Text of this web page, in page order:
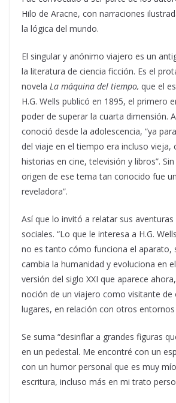
Hilo de Aracne, con narraciones
la lógica del mundo.
El singular y anónimo viajero es un
la literatura de ciencia ficción. Es el
novela La máquina del tiempo, que el
H.G. Wells publicó en 1895, el primero
poder de superar la cuarta dimensión.
conoció desde la adolescencia, “ya
del viaje en el tiempo era incluso vieja,
historias en cine, televisión y libros”.
origen de ese tema tan conocido fue
reveladora”.
Así que lo invitó a relatar sus aventuras
sociales. “Lo que le interesa a H.G.
no es tanto cómo funciona el aparato,
cambia la humanidad y evoluciona en
versión del siglo XXI que aparece
noción de un viajero como visitante de
lugares, en relación con otros entornos
Se suma “desinflar a grandes figuras
en un pedestal. Me encontré con un
con un humor personal que es muy
escritura, incluso más en mi trato